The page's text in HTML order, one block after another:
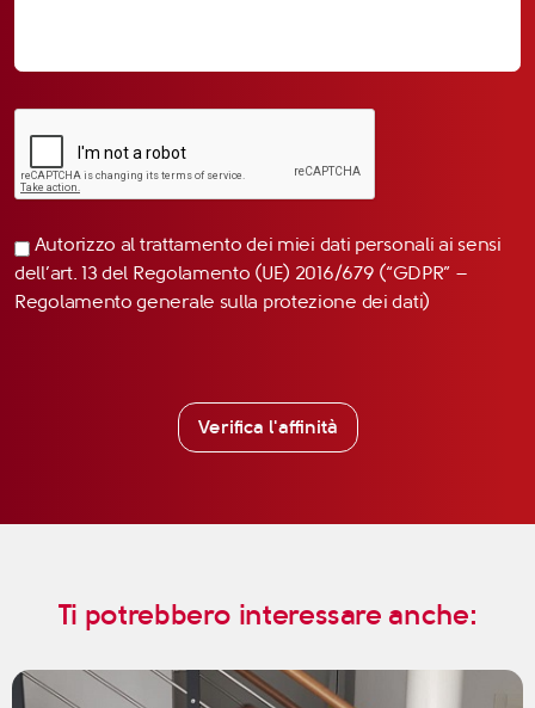
Autorizzo al trattamento dei miei dati personali ai sensi
dell’art. 13 del Regolamento (UE) 2016/679 (“GDPR” –
Regolamento generale sulla protezione dei dati)
Verifica l'affinità
Ti potrebbero interessare anche: